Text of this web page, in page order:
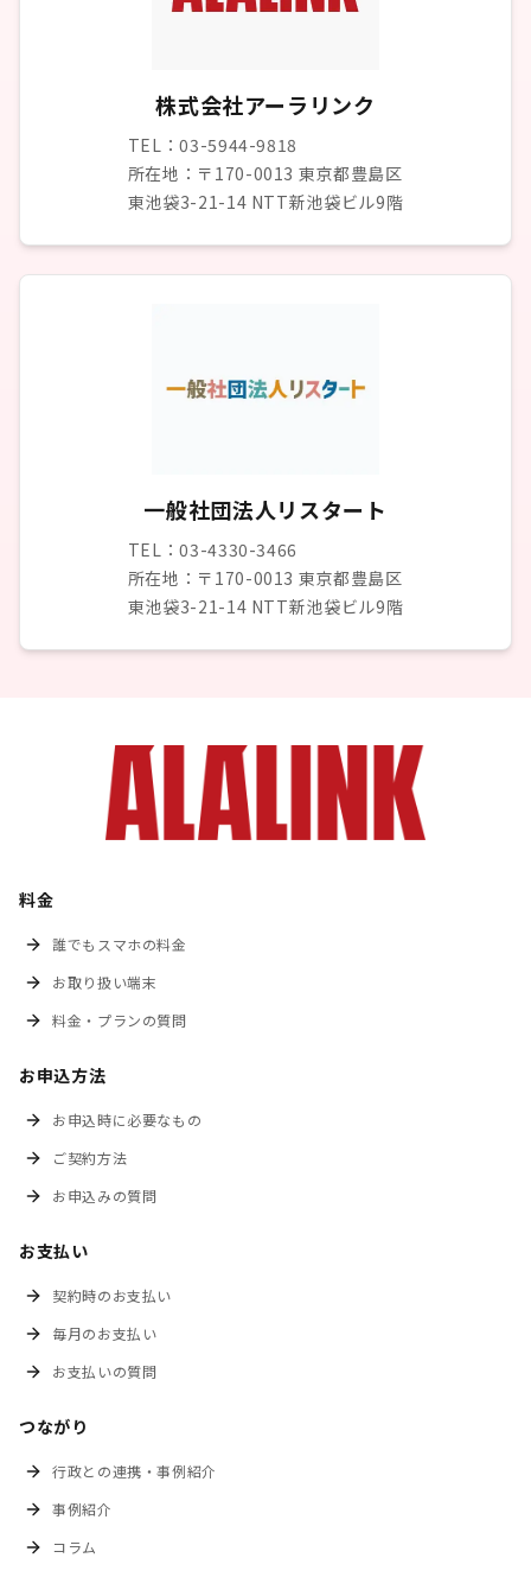
株式会社アーラリンク
TEL：03-5944-9818
所在地：〒170-0013 東京都豊島区
東池袋3-21-14 NTT新池袋ビル9階
一般社団法人リスタート
TEL：03-4330-3466
所在地：〒170-0013 東京都豊島区
東池袋3-21-14 NTT新池袋ビル9階
料金
誰でもスマホの料金
お取り扱い端末
料金・プランの質問
お申込方法
お申込時に必要なもの
ご契約方法
お申込みの質問
お支払い
契約時のお支払い
毎月のお支払い
お支払いの質問
つながり
行政との連携・事例紹介
事例紹介
コラム